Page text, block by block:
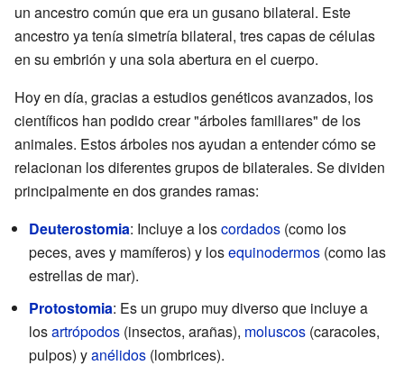
un ancestro común que era un gusano bilateral. Este
ancestro ya tenía simetría bilateral, tres capas de células
en su embrión y una sola abertura en el cuerpo.
Hoy en día, gracias a estudios genéticos avanzados, los
científicos han podido crear "árboles familiares" de los
animales. Estos árboles nos ayudan a entender cómo se
relacionan los diferentes grupos de bilaterales. Se dividen
principalmente en dos grandes ramas:
Deuterostomia: Incluye a loscordados (como los
peces, aves y mamíferos) y losequinodermos (como las
estrellas de mar).
Protostomia: Es un grupo muy diverso que incluye a
losartrópodos (insectos, arañas), moluscos (caracoles,
pulpos) yanélidos (lombrices).